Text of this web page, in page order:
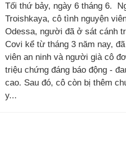
Tối thứ bảy, ngày 6 tháng 6.
Troishkaya, cô tình nguyện
Odessa, người đã ở sát cánh
Covi kể từ tháng 3 năm nay,
viên an ninh và người già cô
triệu chứng đáng báo động -
cao. Sau đó, cô còn bị thêm
y...